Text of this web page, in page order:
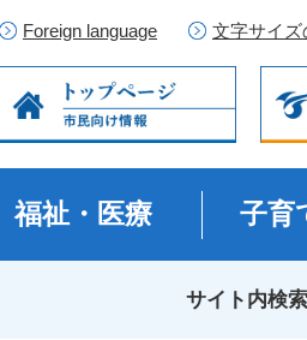
Foreign language 文字サイズ
福祉・医療 子育
サイト内検索